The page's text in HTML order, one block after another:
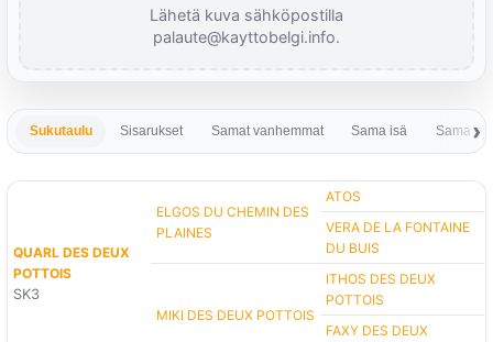
Lähetä kuva sähköpostilla
palaute@kayttobelgi.info.
Sukutaulu Sisarukset Samat vanhemmat Sama isä Sama
QUARL DES DEUX
POTTOIS
SK3
ELGOS DU CHEMIN DES
PLAINES
ATOS
VERA DE LA FONTAINE
DU BUIS
MIKI DES DEUX POTTOIS
ITHOS DES DEUX
POTTOIS
FAXY DES DEUX